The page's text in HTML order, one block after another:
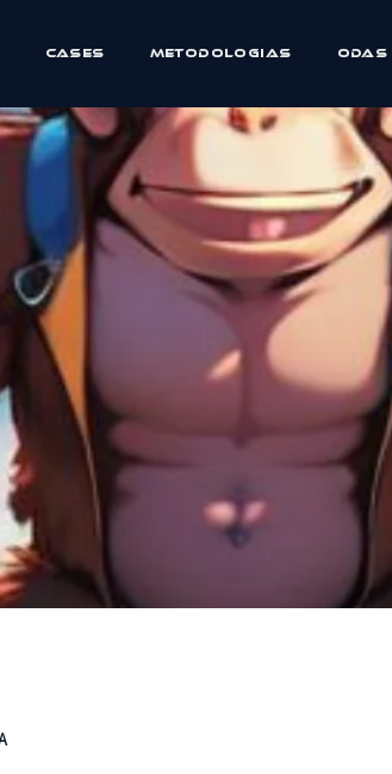
Cases Metodologias ODAs